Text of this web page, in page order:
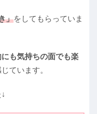
」をしてもらっていま
も気持ちの面でも楽
ています。